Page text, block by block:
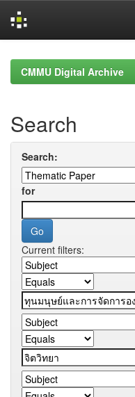
navigationCMMU Digital Archive
Search
Search:
for
Current filters: